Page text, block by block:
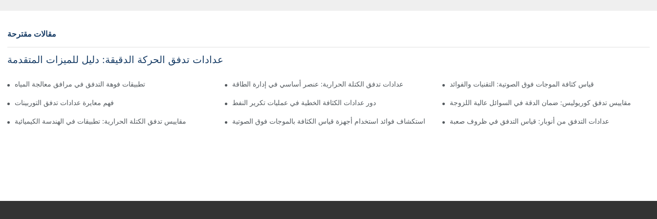
مقالات مقترحة
عدادات تدفق الحركة الدقيقة: دليل للميزات المتقدمة
تطبيقات فوهة التدفق في مرافق معالجة المياه عدادات تدفق الكتلة الحرارية: عنصر أساسي في إدارة الطاقة قياس كثافة الموجات فوق الصوتية: التقنيات والفوائد
فهم معايرة عدادات تدفق التوربينات دور عدادات الكثافة الخطية في عمليات تكرير النفط مقاييس تدفق كوريوليس: ضمان الدقة في السوائل عالية اللزوجة
مقاييس تدفق الكتلة الحرارية: تطبيقات في الهندسة الكيميائية استكشاف فوائد استخدام أجهزة قياس الكثافة بالموجات فوق الصوتية عدادات التدفق من أنوبار: قياس التدفق في ظروف صعبة